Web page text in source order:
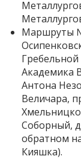
Маршруты
Гребельной
Академика
Антона
Величара,
Соборный,
обратном
Кияшка).